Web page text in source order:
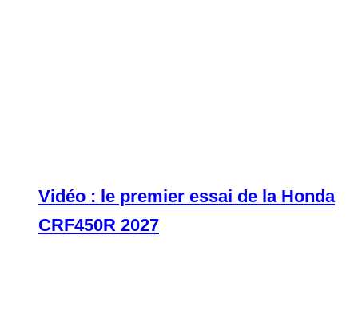
Vidéo : le premier essai de la Honda
CRF450R 2027